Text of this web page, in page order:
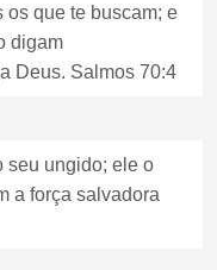
os que te buscam; e
digam
Deus. Salmos 70:4
seu ungido; ele o
a força salvadora